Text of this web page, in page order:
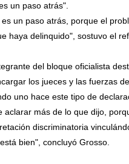
un paso atrás".
un paso atrás, porque el
haya delinquido", sostuvo el
del bloque oficialista
los jueces y las fuerzas
uno hace este tipo de
aclarar más de lo que dijo,
discriminatoria
bien", concluyó Grosso.